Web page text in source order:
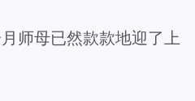
母已然款款地迎了上